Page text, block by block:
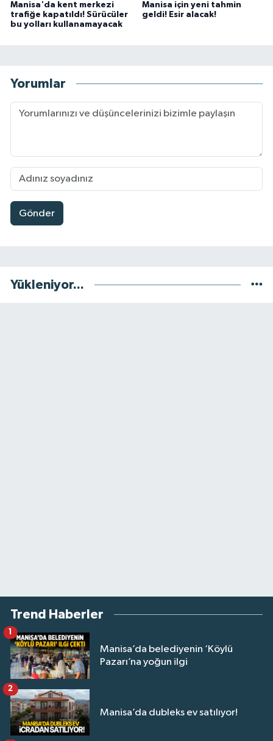
Manisa'da kent merkezi
trafiğe kapatıldı! Sürücüler
bu yolları kullanamayacak
Manisa için yeni tahmin
geldi! Esir alacak!
Yorumlar
Gönder
Yükleniyor...
Trend Haberler
Manisa’da belediyenin ‘Köylü
Pazarı’na yoğun ilgi
Manisa’da dubleks ev satılıyor!
2